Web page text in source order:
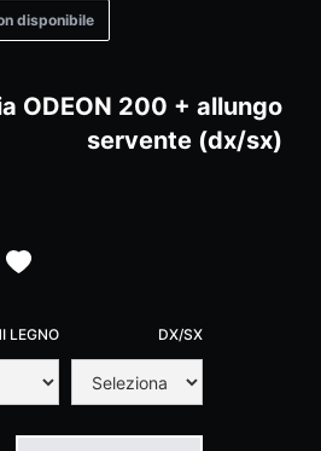
disponibile
ODEON 200 + allungo
servente (dx/sx)
LEGNO DX/SX